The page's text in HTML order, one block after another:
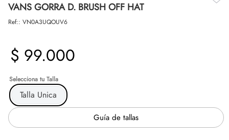
VANS GORRA D. BRUSH OFF HAT
Ref:: VN0A3UQOUV6
$ 99.000
Talla
Talla Unica
Guía de tallas